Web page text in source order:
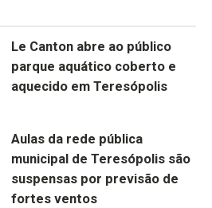
Le Canton abre ao público
parque aquático coberto e
aquecido em Teresópolis
Aulas da rede pública
municipal de Teresópolis são
suspensas por previsão de
fortes ventos